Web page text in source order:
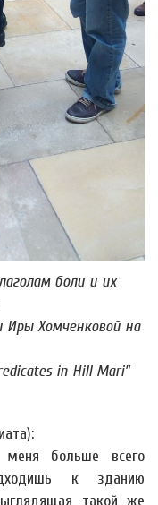
боли и их
Хомченковой на
in Hill Mari”
больше всего
к зданию
такой же